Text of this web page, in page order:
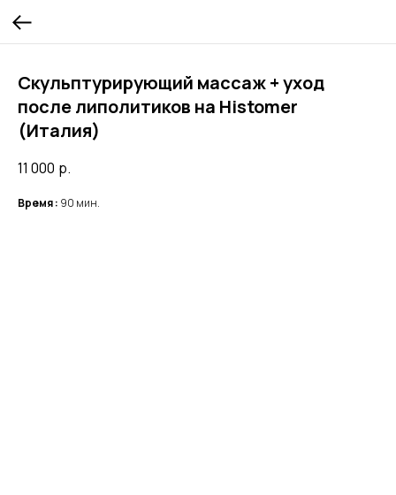
Скульптурирующий массаж + уход
после липолитиков на Histomer
(Италия)
11 000 р.
Время : 90 мин.